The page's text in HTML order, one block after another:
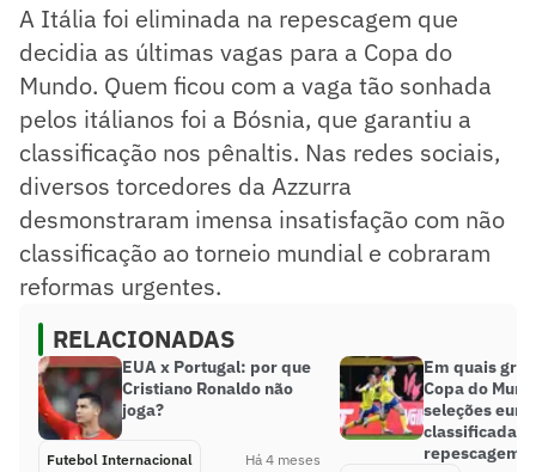
A Itália foi eliminada na repescagem que
decidia as últimas vagas para a Copa do
Mundo. Quem ficou com a vaga tão sonhada
pelos itálianos foi a Bósnia, que garantiu a
classificação nos pênaltis. Nas redes sociais,
diversos torcedores da Azzurra
desmonstraram imensa insatisfação com não
classificação ao torneio mundial e cobraram
reformas urgentes.
RELACIONADAS
EUA x Portugal: por que
Cristiano Ronaldo não
joga?
Futebol Internacional Há 4 meses
Em quais
Copa do
seleções
classificadas
repescagem?